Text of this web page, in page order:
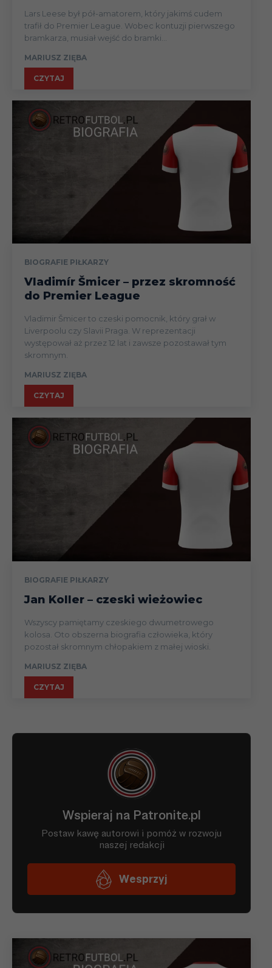
Lars Leese był pół-amatorem, który jakimś cudem
trafił do Premier League. Wobec kontuzji pierwszego
bramkarza, musiał wejść do bramki...
MARIUSZ ZIĘBA
CZYTAJ
BIOGRAFIE PIŁKARZY
Vladimír Šmicer – przez skromność
do Premier League
Vladimir Šmicer to czeski pomocnik, który grał w
Liverpoolu czy Slavii Praga. W reprezentacji
występował aż przez 12 lat i zawsze pozostawał tym
skromnym.
MARIUSZ ZIĘBA
CZYTAJ
BIOGRAFIE PIŁKARZY
Jan Koller – czeski wieżowiec
Wszyscy pamiętamy czeskiego dwumetrowego
kolosa. Oto obszerna biografia człowieka, który
pozostał skromnym chłopakiem z małej wioski.
MARIUSZ ZIĘBA
CZYTAJ